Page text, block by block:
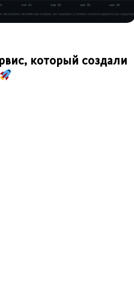
который создали